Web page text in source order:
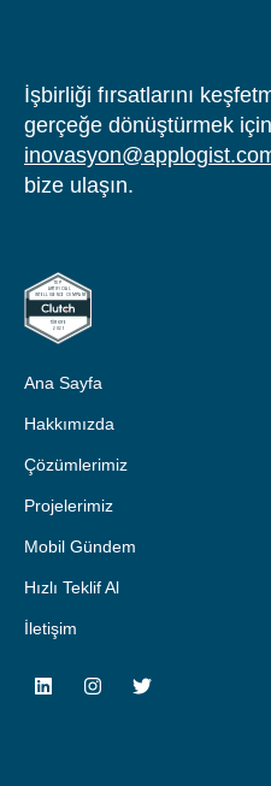
İşbirliği fırsatlarını
gerçeğe dönüştürmek için
bize ulaşın.
Ana Sayfa
Hakkımızda
Çözümlerimiz
Projelerimiz
Mobil Gündem
Hızlı Teklif Al
İletişim